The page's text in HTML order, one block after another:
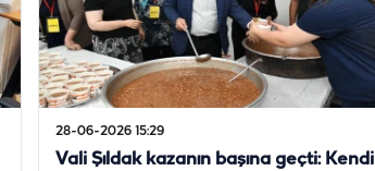
28-06-2026 15:29
Vali Şıldak kazanın başına geçti: Kendi